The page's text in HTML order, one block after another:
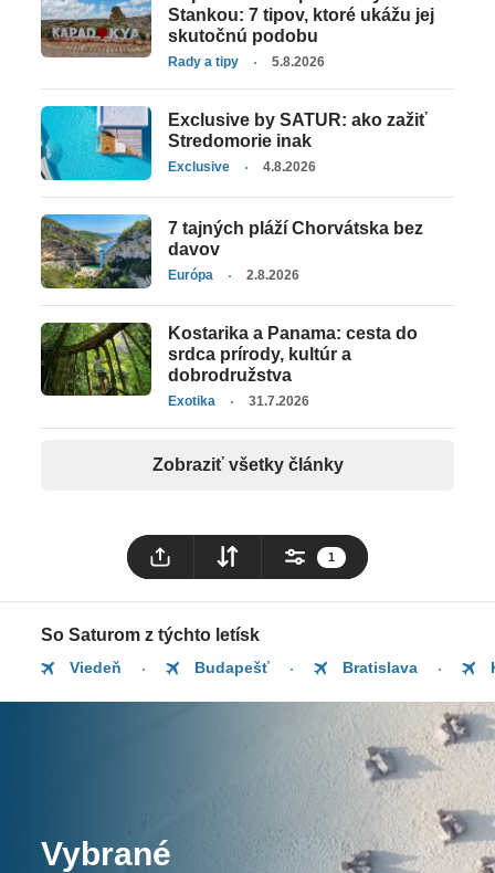
Stankou: 7 tipov, ktoré ukážu jej
skutočnú podobu
Rady a tipy 5.8.2026
Exclusive by SATUR: ako zažiť
Stredomorie inak
Exclusive 4.8.2026
7 tajných pláží Chorvátska bez
davov
Európa 2.8.2026
Kostarika a Panama: cesta do
srdca prírody, kultúr a
dobrodružstva
Exotika 31.7.2026
Zobraziť všetky články
1
So Saturom z týchto letísk
Viedeň Budapešť Bratislava
Vybrané